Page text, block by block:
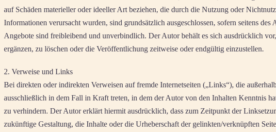
auf Schäden materieller oder ideeller Art beziehen, die durch die Nutzung oder
Informationen verursacht wurden, sind grundsätzlich ausgeschlossen, sofern seitens
Angebote sind freibleibend und unverbindlich. Der Autor behält es sich ausdrücklich
ergänzen, zu löschen oder die Veröffentlichung zeitweise oder endgültig einzustellen.
2. Verweise und Links
Bei direkten oder indirekten Verweisen auf fremde Internetseiten („Links“), die
ausschließlich in dem Fall in Kraft treten, in dem der Autor von den Inhalten Kenntnis
zu verhindern. Der Autor erklärt hiermit ausdrücklich, dass zum Zeitpunkt der
zukünftige Gestaltung, die Inhalte oder die Urheberschaft der gelinkten/verknüpften